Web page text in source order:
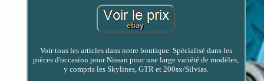
Voir tous les articles dans notre boutique. Spécialisé dans les
pièces d'occasion pour Nissan pour une large variété de modèles,
y compris les Skylines, GTR et 200sx/Silvias.